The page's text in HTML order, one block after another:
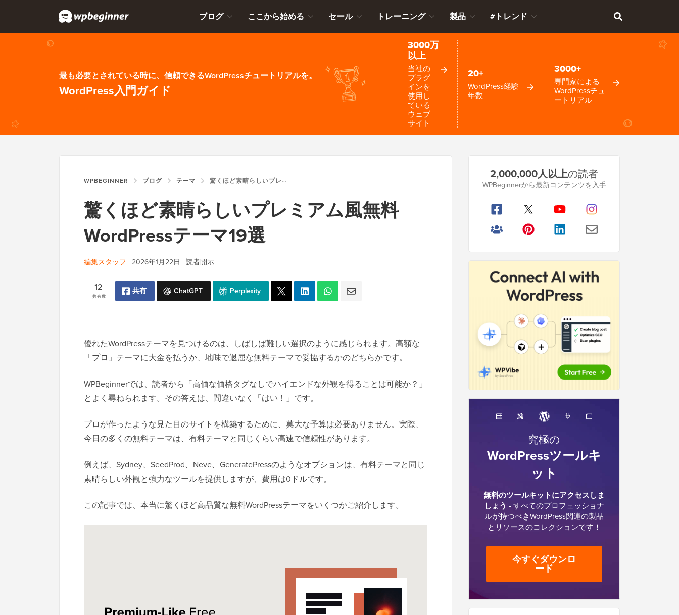
ブログ ここから始める セール トレーニング 製品 #トレンド
最も必要とされている時に、信頼できるWordPressチュートリアルを。
WordPress入門ガイド
3000万
以上
当社の
プラグ
インを
使用し
ている
ウェブ
サイト
20+
WordPress経験
年数
3000+
専門家による
WordPressチュ
ートリアル
WPBEGINNER ブログ テーマ 驚くほど素晴らしいプレミアム風無料WORDPRESSテーマ19選
驚くほど素晴らしいプレミアム風無料
WordPressテーマ19選
編集スタッフ | 2026年1月22日 | 読者開示
共有数
12 共有 ChatGPT Perplexity
優れたWordPressテーマを見つけるのは、しばしば難しい選択のように感じられます。高額な
「プロ」テーマに大金を払うか、地味で退屈な無料テーマで妥協するかのどちらかです。
WPBeginnerでは、読者から「高価な価格タグなしでハイエンドな外観を得ることは可能か？」
とよく尋ねられます。その答えは、間違いなく「はい！」です。
プロが作ったような見た目のサイトを構築するために、莫大な予算は必要ありません。実際、
今日の多くの無料テーマは、有料テーマと同じくらい高速で信頼性があります。
例えば、Sydney、SeedProd、Neve、GeneratePressのようなオプションは、有料テーマと同じ
素晴らしい外観と強力なツールを提供しますが、費用は0ドルです。
この記事では、本当に驚くほど高品質な無料WordPressテーマをいくつかご紹介します。
サ
ー
2,000,000人以上の読者
WPBeginnerから最新コンテンツを入手
究極の
WordPressツールキ
ット
無料のツールキットにアクセスしま
しょう - すべてのプロフェッショナ
ルが持つべきWordPress関連の製品
とリソースのコレクションです！
今すぐダウンロ
ード